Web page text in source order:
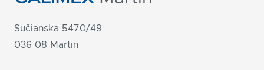
Sučianska 5470/49
036 08 Martin